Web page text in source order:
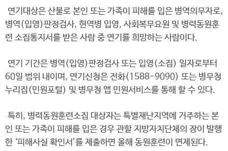
연기대상은 산불로 본인 또는 가족이 피해를 입은 병역의무자로,
병역(입영)판정검사, 현역병 입영, 사회복무요원 및 병력동원훈
련 소집통지서를 받은 사람 중 연기를 희망하는 사람이다.
연기 기간은 병역(입영)판정검사 또는 입영(소집) 일자로부터
60일 범위 내이며, 연기신청은 전화(1588-9090) 또는 병무청
누리집(민원포털) 및 병무청 앱 민원서비스를 통해 할 수 있다.
특히, 병력동원훈련소집 대상자는 특별재난지역에 거주하는 본
인 또는 가족이 피해를 입은 경우 관할 지방자치단체의 장이 발행
한 ‘피해사실 확인서’를 제출하면 올해 동원훈련이 면제된다.